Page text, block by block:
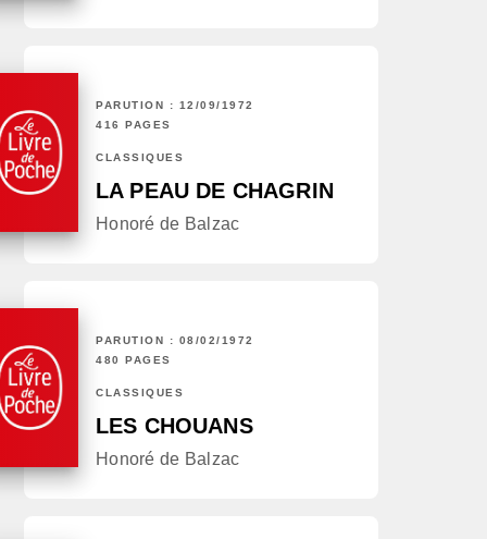
PARUTION : 12/09/1972
416 PAGES
CLASSIQUES
LA PEAU DE CHAGRIN
Honoré de Balzac
PARUTION : 08/02/1972
480 PAGES
CLASSIQUES
LES CHOUANS
Honoré de Balzac